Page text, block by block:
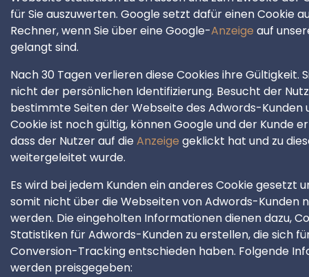
für Sie auszuwerten. Google setzt dafür einen Cookie
Rechner, wenn Sie über eine Google-Anzeige auf
gelangt sind.
Nach 30 Tagen verlieren diese Cookies ihre Gültigkeit.
nicht der persönlichen Identifizierung. Besucht der
bestimmte Seiten der Webseite des Adwords-Kunden
Cookie ist noch gültig, können Google und der Kunde
dass der Nutzer auf dieAnzeige geklickt hat und zu
weitergeleitet wurde.
Es wird bei jedem Kunden ein anderes Cookie gesetzt
somit nicht über die Webseiten von Adwords-Kunden
werden. Die eingeholten Informationen dienen dazu,
Statistiken für Adwords-Kunden zu erstellen, die sich
Conversion-Tracking entschieden haben. Folgende
werden preisgegeben: